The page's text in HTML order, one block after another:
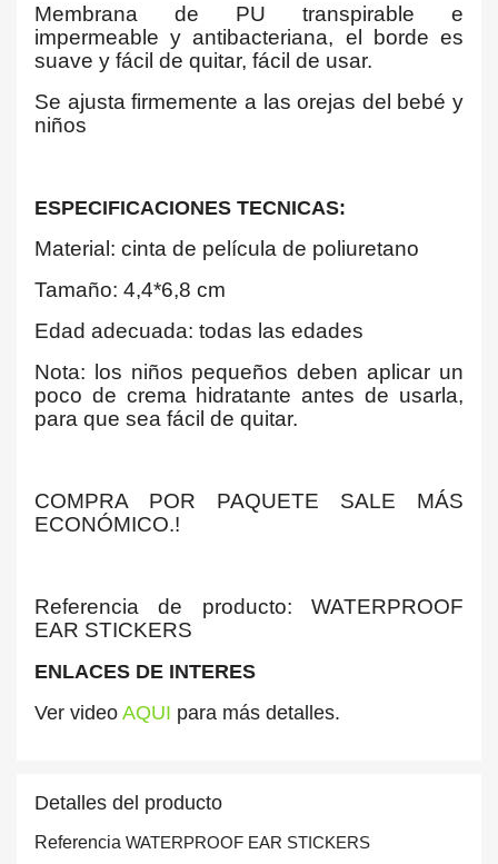
Membrana de PU transpirable e
impermeable y antibacteriana, el borde es
suave y fácil de quitar, fácil de usar.
Se ajusta firmemente a las orejas del bebé y
niños
ESPECIFICACIONES TECNICAS:
Material: cinta de película de poliuretano
Tamaño: 4,4*6,8 cm
Edad adecuada: todas las edades
Nota: los niños pequeños deben aplicar un
poco de crema hidratante antes de usarla,
para que sea fácil de quitar.
COMPRA POR PAQUETE SALE MÁS
ECONÓMICO.!
Referencia de producto: WATERPROOF
EAR STICKERS
ENLACES DE INTERES
Ver video AQUI para más detalles.
Detalles del producto
Referencia WATERPROOF EAR STICKERS